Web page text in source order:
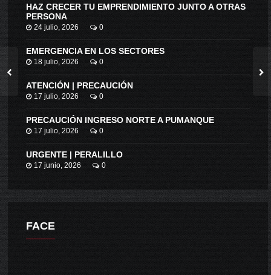
HAZ CRECER TU EMPRENDIMIENTO JUNTO A OTRAS
PERSONA
24 julio, 2026 0
EMERGENCIA EN LOS SECTORES
18 julio, 2026 0
ATENCIÓN | PRECAUCIÓN
17 julio, 2026 0
PRECAUCIÓN INGRESO NORTE A PUMANQUE
17 julio, 2026 0
URGENTE | PERALILLO
17 junio, 2026 0
FACE